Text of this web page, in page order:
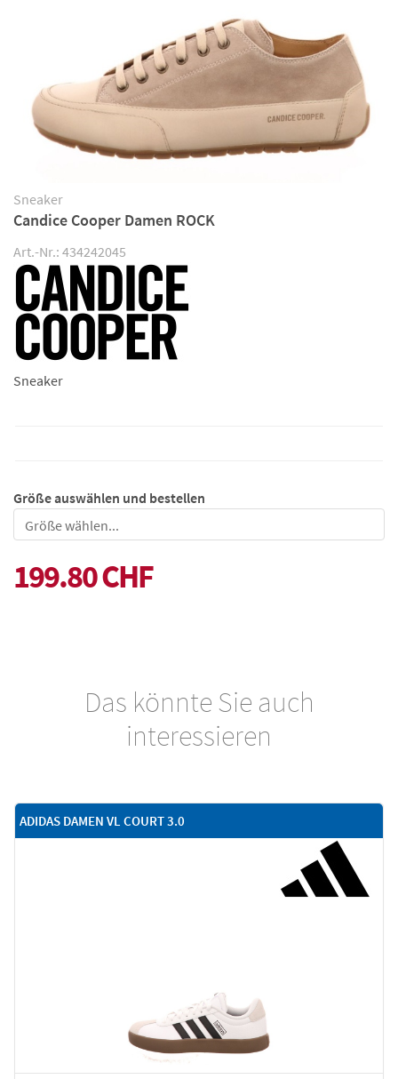
Sneaker
Candice Cooper Damen ROCK
Art.-Nr.: 434242045
Sneaker
Größe auswählen und bestellen
Größe
199.80 CHF
Das könnte Sie auch
interessieren
ADIDAS DAMEN VL COURT 3.0